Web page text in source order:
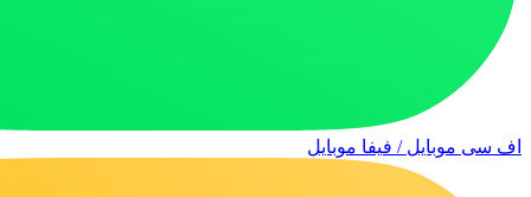
اف سی موبایل / فیفا موبایل